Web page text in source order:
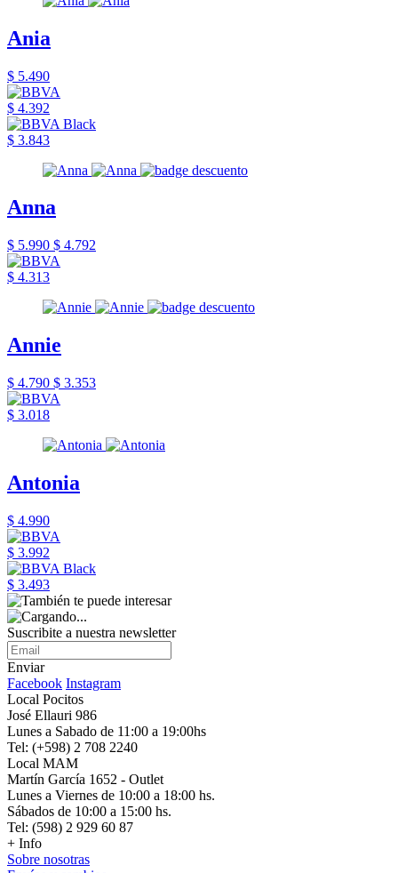
Ania
$ 5.490
$ 4.392
$ 3.843
Anna
$ 5.990 $ 4.792
$ 4.313
Annie
$ 4.790 $ 3.353
$ 3.018
Antonia
$ 4.990
$ 3.992
$ 3.493
Suscribite a nuestra newsletter
Enviar
Facebook Instagram
Local Pocitos
José Ellauri 986
Lunes a Sabado de 11:00 a 19:00hs
Tel: (+598) 2 708 2240
Local MAM
Martín García 1652 - Outlet
Lunes a Viernes de 10:00 a 18:00 hs.
Sábados de 10:00 a 15:00 hs.
Tel: (598) 2 929 60 87
+ Info
Sobre nosotras